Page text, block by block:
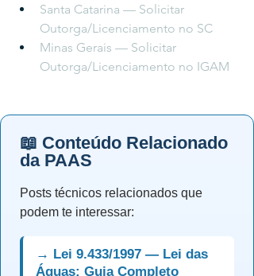
Santa Catarina — Solicitar
Outorga/Licenciamento no SC
Minas Gerais — Solicitar
Outorga/Licenciamento no IGAM
📖 Conteúdo Relacionado
da PAAS
Posts técnicos relacionados que
podem te interessar:
→ Lei 9.433/1997 — Lei das
Águas: Guia Completo